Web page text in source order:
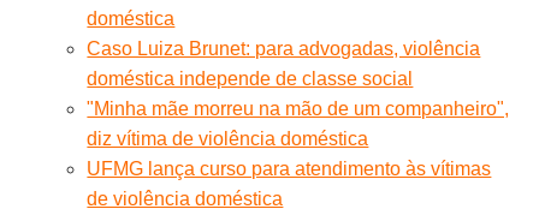
doméstica
Caso Luiza Brunet: para advogadas, violência
doméstica independe de classe social
"Minha mãe morreu na mão de um companheiro",
diz vítima de violência doméstica
UFMG lança curso para atendimento às vítimas
de violência doméstica